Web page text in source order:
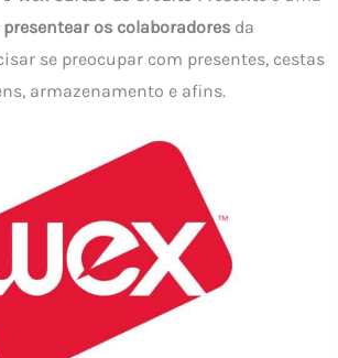
presentear os colaboradoresda
se preocupar com presentes, cestas
armazenamento e afins.